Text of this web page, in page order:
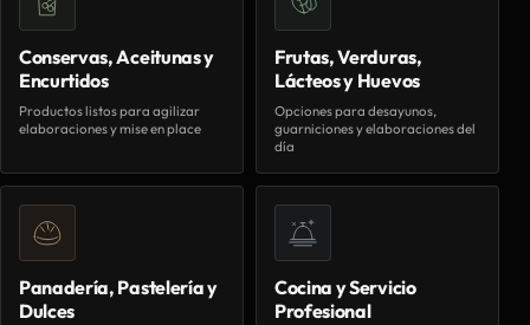
Conservas, Aceitunas y
Encurtidos
Productos listos para agilizar
elaboraciones y mise en place
Frutas, Verduras,
Lácteos y Huevos
Opciones para desayunos,
guarniciones y elaboraciones del
día
Panadería, Pastelería y
Dulces
Cocina y Servicio
Profesional